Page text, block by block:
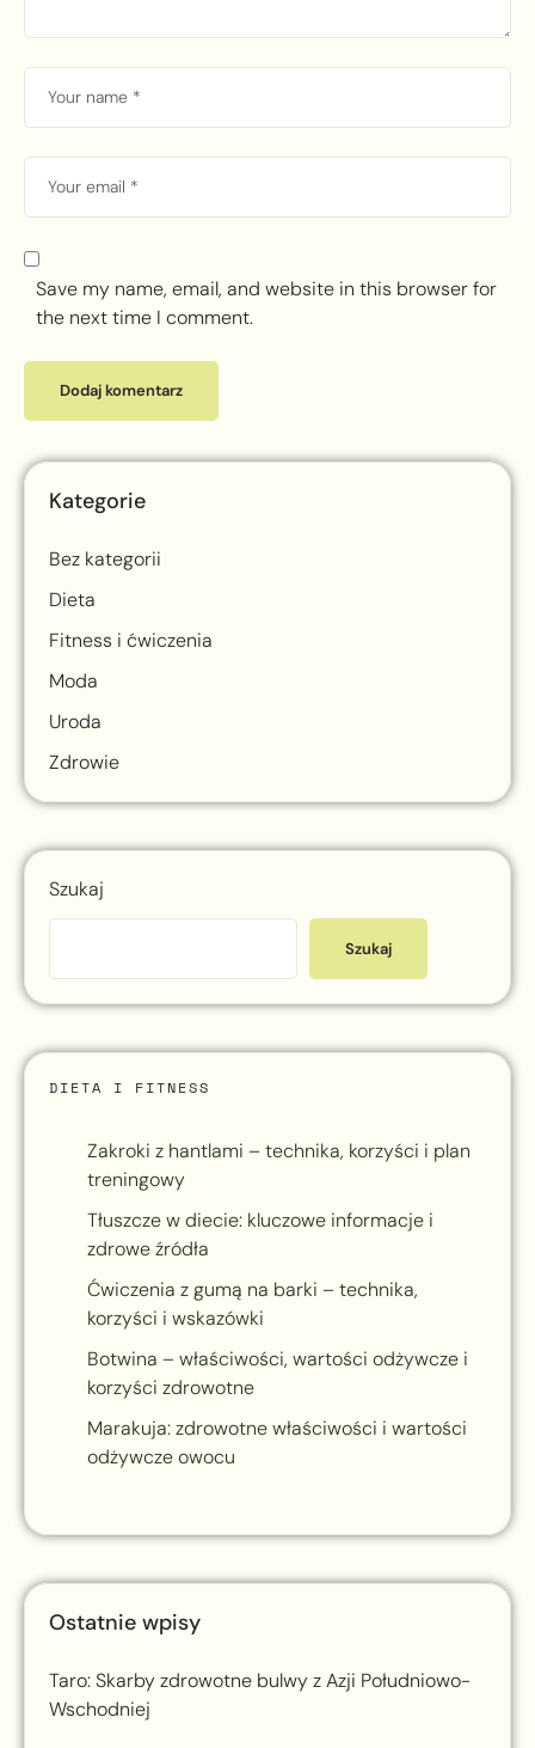
Save my name, email, and website in this browser for
the next time I comment.
Kategorie
Bez kategorii
Dieta
Fitness i ćwiczenia
Moda
Uroda
Zdrowie
Szukaj
Szukaj
DIETA I FITNESS
Zakroki z hantlami – technika, korzyści i plan
treningowy
Tłuszcze w diecie: kluczowe informacje i
zdrowe źródła
Ćwiczenia z gumą na barki – technika,
korzyści i wskazówki
Botwina – właściwości, wartości odżywcze i
korzyści zdrowotne
Marakuja: zdrowotne właściwości i wartości
odżywcze owocu
Ostatnie wpisy
Taro: Skarby zdrowotne bulwy z Azji Południowo-
Wschodniej